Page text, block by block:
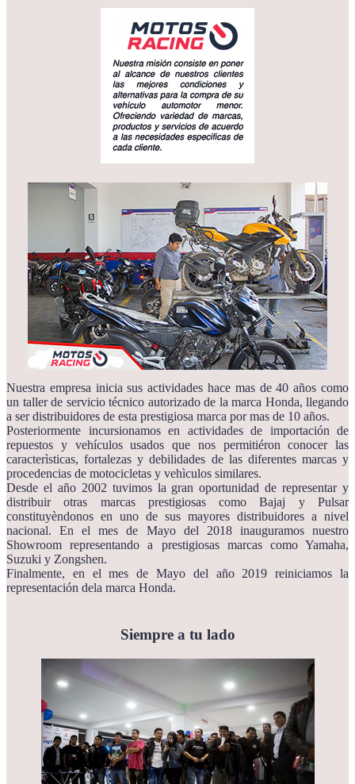
Nuestra empresa inicia sus actividades hace mas de 40 años como
un taller de servicio técnico autorizado de la marca Honda, llegando
a ser distribuidores de esta prestigiosa marca por mas de 10 años.
Posteriormente incursionamos en actividades de importación de
repuestos y vehículos usados que nos permitiéron conocer las
caracterìsticas, fortalezas y debilidades de las diferentes marcas y
procedencias de motocicletas y vehìculos similares.
Desde el año 2002 tuvimos la gran oportunidad de representar y
distribuir otras marcas prestigiosas como Bajaj y Pulsar
constituyèndonos en uno de sus mayores distribuidores a nivel
nacional. En el mes de Mayo del 2018 inauguramos nuestro
Showroom representando a prestigiosas marcas como Yamaha,
Suzuki y Zongshen.
Finalmente, en el mes de Mayo del año 2019 reiniciamos la
representación dela marca Honda.
Siempre a tu lado